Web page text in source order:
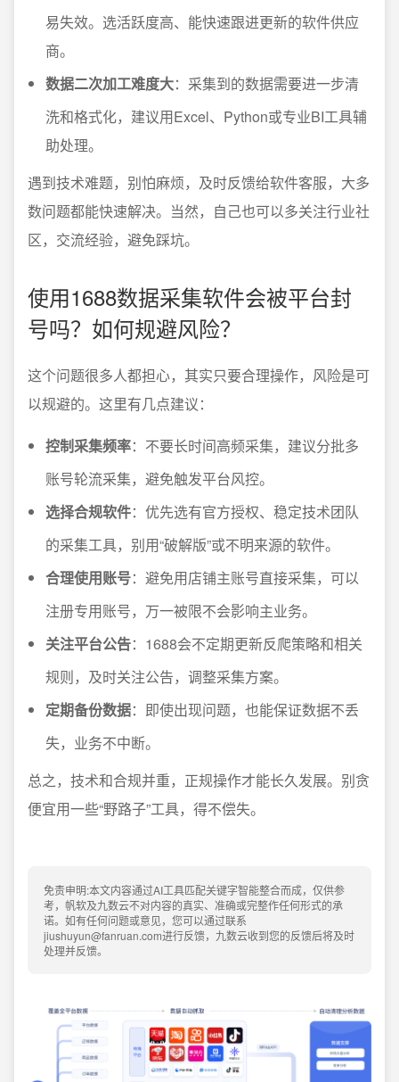
易失效。选活跃度高、能快速跟进更新的软件供应
商。
数据二次加工难度大：采集到的数据需要进一步清
洗和格式化，建议用Excel、Python或专业BI工具辅
助处理。
遇到技术难题，别怕麻烦，及时反馈给软件客服，大多
数问题都能快速解决。当然，自己也可以多关注行业社
区，交流经验，避免踩坑。
使用1688数据采集软件会被平台封
号吗？如何规避风险？
这个问题很多人都担心，其实只要合理操作，风险是可
以规避的。这里有几点建议：
控制采集频率：不要长时间高频采集，建议分批多
账号轮流采集，避免触发平台风控。
选择合规软件：优先选有官方授权、稳定技术团队
的采集工具，别用“破解版”或不明来源的软件。
合理使用账号：避免用店铺主账号直接采集，可以
注册专用账号，万一被限不会影响主业务。
关注平台公告：1688会不定期更新反爬策略和相关
规则，及时关注公告，调整采集方案。
定期备份数据：即使出现问题，也能保证数据不丢
失，业务不中断。
总之，技术和合规并重，正规操作才能长久发展。别贪
便宜用一些“野路子”工具，得不偿失。
免责申明:本文内容通过AI工具匹配关键字智能整合而成，仅供参
考，帆软及九数云不对内容的真实、准确或完整作任何形式的承
诺。如有任何问题或意见，您可以通过联系
jiushuyun@fanruan.com进行反馈，九数云收到您的反馈后将及时
处理并反馈。